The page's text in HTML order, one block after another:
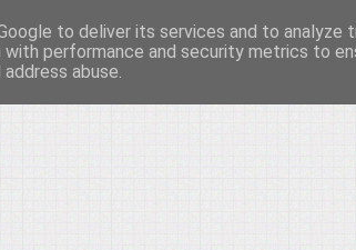
Τεχνών...
για τον πολιτισμό, σε κάθε του
to deliver its services and to analyze
with performance and security metrics to
abuse.